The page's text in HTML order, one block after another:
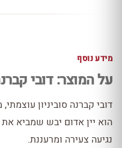
מידע נוסף
על המוצר: דובי
דובי קברנה סוביניון
הוא יין אדום יבש שמביא את
נגיעה צעירה ומרעננת.